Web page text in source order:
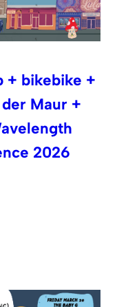
+ bikebike +
Maur +
2026